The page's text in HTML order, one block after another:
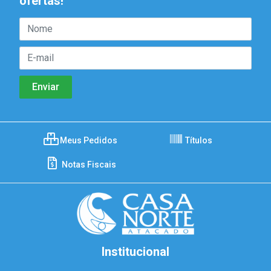
Meus Pedidos Títulos
Notas Fiscais
Institucional